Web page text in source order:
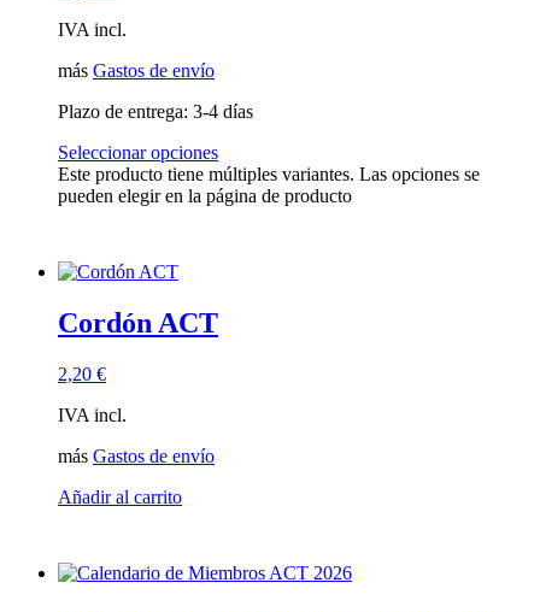
Evento ACT Invitado
ACT Merchandising
Originales ACT
Piezas ACT(0)
Camisetas ACT
ACT Tracks(1)
ACT-EVENTOS(1)
Agotado(3)
IVA incl.
más Gastos de envío
Plazo de entrega: 3-4 días
Seleccionar opciones
Este producto tiene múltiples variantes. Las opciones se
pueden elegir en la página de producto
Cordón ACT
2,20 €
IVA incl.
más Gastos de envío
Añadir al carrito